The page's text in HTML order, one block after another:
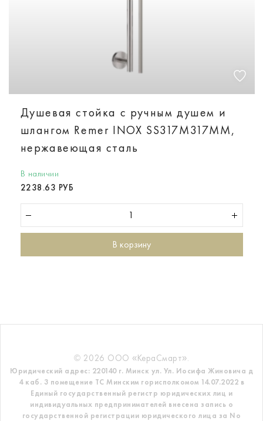
Душевая стойка с ручным душем и
шлангом Remer INOX SS317M317MM,
нержавеющая сталь
В наличии
2238.63 РУБ
В корзину
© 2026 ООО «КераСмарт».
Юридический адрес: 220140 г. Минск ул. Ул. Иосифа Жиновича д
4 каб. 3 помещение ТС Минским горисполкомом 14.07.2022 в
Единый государственный регистр юридических лиц и
индивидуальных предпринимателей внесена запись о
государственной регистрации юридического лица за No